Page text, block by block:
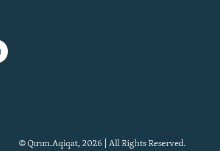
© Qırım.Aqiqat, 2026 | All Rights Reserved.